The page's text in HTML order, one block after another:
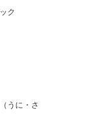
ク
うに・さ